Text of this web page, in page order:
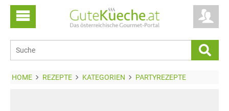
HOME REZEPTE KATEGORIEN PARTYREZEPTE